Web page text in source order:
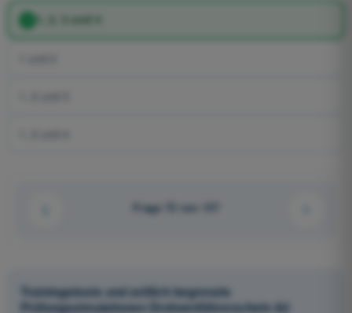
1, 2, 3 und 4
Frage 72 von 137
Trainingstests und zeitlich begrenzte
Prüfungssimulationen Drohnenführerschein A2